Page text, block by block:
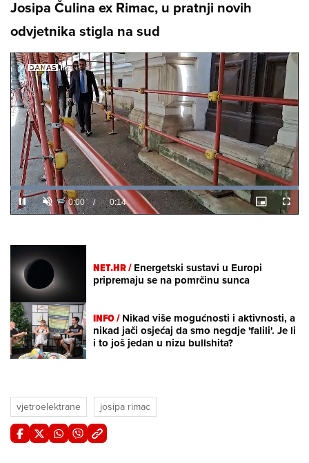
Josipa Čulina ex Rimac, u pratnji novih
odvjetnika stigla na sud
Unmute /
Loaded:
100.00%
NET.HR /Energetski sustavi u Europi
pripremaju se na pomrčinu sunca
INFO /Nikad više mogućnosti i aktivnosti, a
nikad jači osjećaj da smo negdje 'falili'. Je li
i to još jedan u nizu bullshita?
vjetroelektrane josipa rimac